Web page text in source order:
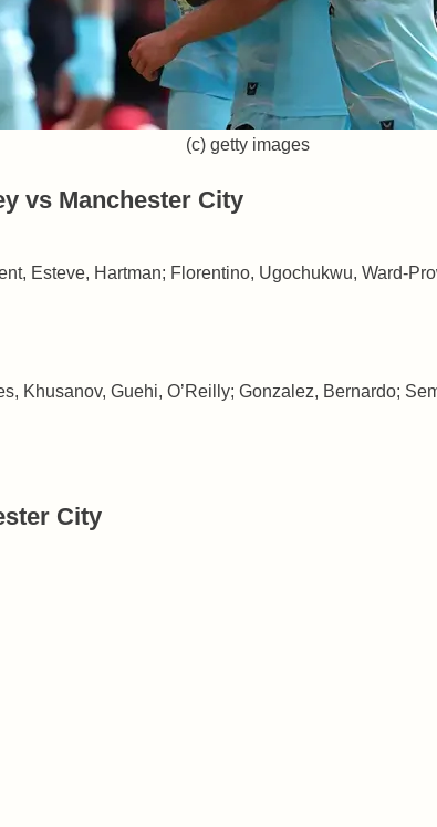
(c) getty images
vs Manchester City
Esteve, Hartman; Florentino, Ugochukwu, Ward-
Khusanov, Guehi, O’Reilly; Gonzalez, Bernardo;
City